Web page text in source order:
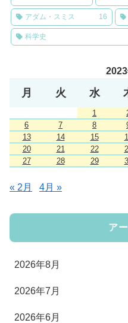
アダム・スミス 16
科学史
月 火 水
1
6
7 8
13
14 15
20
21 22
27
28 29
« 2月 4月 »
ア
2026年8月
2026年7月
2026年6月